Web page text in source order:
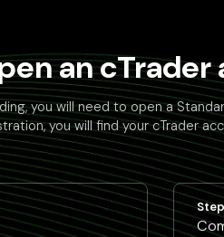
an
you will need to open a
you will find your cTrader